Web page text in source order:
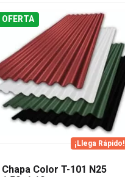
OFERTA
¡Llega Rápido!
Chapa Color T-101 N25